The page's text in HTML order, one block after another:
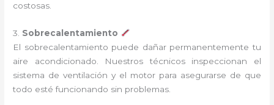
costosas.
3. Sobrecalentamiento
El sobrecalentamiento puede dañar permanentemente tu
aire acondicionado. Nuestros técnicos inspeccionan el
sistema de ventilación y el motor para asegurarse de que
todo esté funcionando sin problemas.